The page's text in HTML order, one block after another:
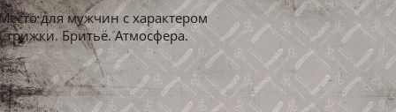
для мужчин с характером
Бритьё. Атмосфера.